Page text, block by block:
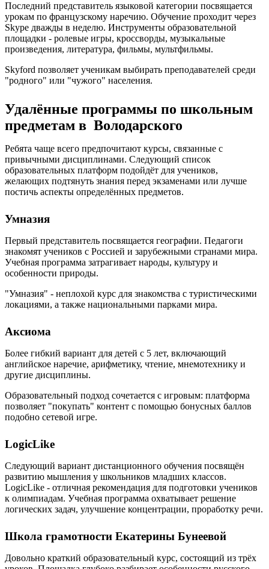
Последний представитель языковой категории посвящается
урокам по французскому наречию. Обучение проходит через
Skype дважды в неделю. Инструменты образовательной
площадки - ролевые игры, кроссворды, музыкальные
произведения, литература, фильмы, мультфильмы.
Skyford позволяет ученикам выбирать преподавателей среди
"родного" или "чужого" населения.
Удалённые программы по школьным
предметам в Володарского
Ребята чаще всего предпочитают курсы, связанные с
привычными дисциплинами. Следующий список
образовательных платформ подойдёт для учеников,
желающих подтянуть знания перед экзаменами или лучше
постичь аспекты определённых предметов.
Умназия
Первый представитель посвящается географии. Педагоги
знакомят учеников с Россией и зарубежными странами мира.
Учебная программа затрагивает народы, культуру и
особенности природы.
"Умназия" - неплохой курс для знакомства с туристическими
локациями, а также национальными парками мира.
Аксиома
Более гибкий вариант для детей с 5 лет, включающий
английское наречие, арифметику, чтение, мнемотехнику и
другие дисциплины.
Образовательный подход сочетается с игровым: платформа
позволяет "покупать" контент с помощью бонусных баллов
подобно сетевой игре.
LogicLike
Следующий вариант дистанционного обучения посвящён
развитию мышления у школьников младших классов.
LogicLike - отличная рекомендация для подготовки учеников
к олимпиадам. Учебная программа охватывает решение
логических задач, улучшение концентрации, проработку речи.
Школа грамотности Екатерины Бунеевой
Довольно краткий образовательный курс, состоящий из трёх